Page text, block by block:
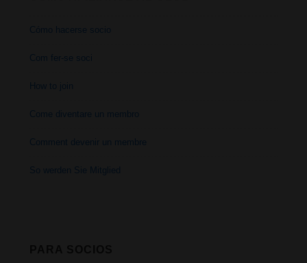
Cómo hacerse socio
Com fer-se soci
How to join
Come diventare un membro
Comment devenir un membre
So werden Sie Mitglied